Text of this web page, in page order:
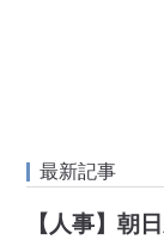
最新記事
【人事】朝